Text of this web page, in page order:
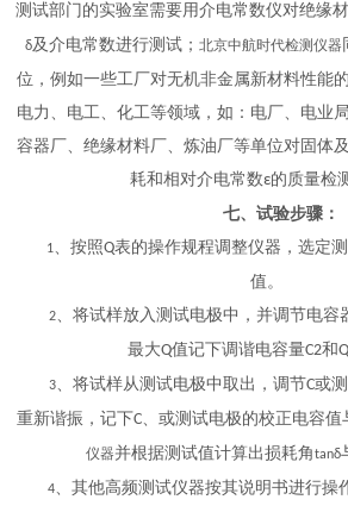
测试部门的实验室需要用介电常数仪对绝缘
δ及介电常数进行测试； 北京中航时代检测仪器
位，例如一些工厂对无机非金属新材料性能
电力、电工、化工等领域，如：电厂、电业
容器厂、绝缘材料厂、炼油厂等单位对固体
耗和相对介电常数ε的质量检
七、试验步骤：
1、按照Q表的操作规程调整仪器，选定
值。
2、将试样放入测试电极中，并调节电容
最大Q值记下调谐电容量C2和
3、将试样从测试电极中取出，调节C或
重新谐振，记下C、或测试电极的校正电容值
仪器并根据测试值计算出损耗角tanδ
4、其他高频测试仪器按其说明书进行操